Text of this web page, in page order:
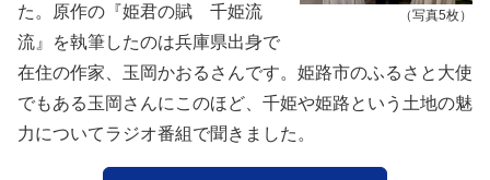
（写真5枚）
た。原作の『姫君の賦 千姫流
流』を執筆したのは兵庫県出身で
在住の作家、玉岡かおるさんです。姫路市のふるさと大使
でもある玉岡さんにこのほど、千姫や姫路という土地の魅
力についてラジオ番組で聞きました。